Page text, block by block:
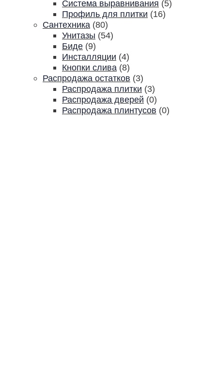
Система выравнивания (5)
Профиль для плитки (16)
Сантехника (80)
Унитазы (54)
Биде (9)
Инсталляции (4)
Кнопки слива (8)
Распродажа остатков (3)
Распродажа плитки (3)
Распродажа дверей (0)
Распродажа плинтусов (0)